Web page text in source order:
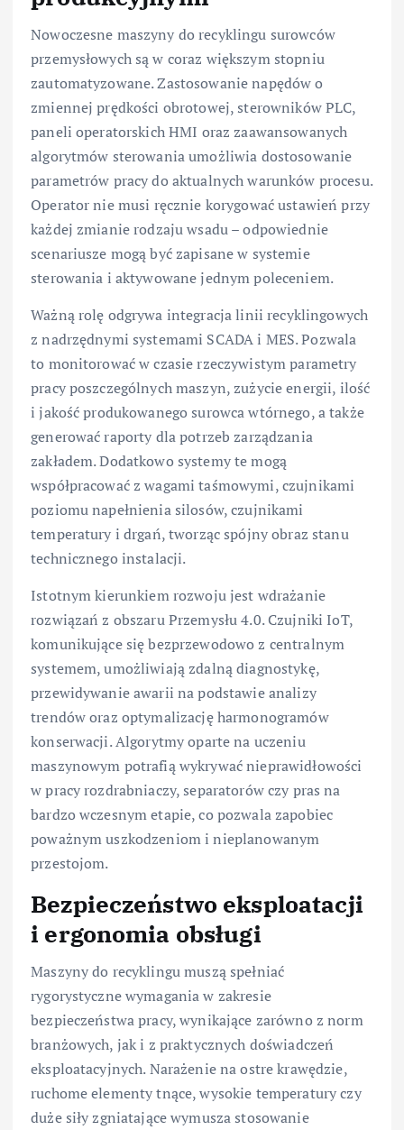
Nowoczesne maszyny do recyklingu surowców
przemysłowych są w coraz większym stopniu
zautomatyzowane. Zastosowanie napędów o
zmiennej prędkości obrotowej, sterowników PLC,
paneli operatorskich HMI oraz zaawansowanych
algorytmów sterowania umożliwia dostosowanie
parametrów pracy do aktualnych warunków procesu.
Operator nie musi ręcznie korygować ustawień przy
każdej zmianie rodzaju wsadu – odpowiednie
scenariusze mogą być zapisane w systemie
sterowania i aktywowane jednym poleceniem.
Ważną rolę odgrywa integracja linii recyklingowych
z nadrzędnymi systemami SCADA i MES. Pozwala
to monitorować w czasie rzeczywistym parametry
pracy poszczególnych maszyn, zużycie energii, ilość
i jakość produkowanego surowca wtórnego, a także
generować raporty dla potrzeb zarządzania
zakładem. Dodatkowo systemy te mogą
współpracować z wagami taśmowymi, czujnikami
poziomu napełnienia silosów, czujnikami
temperatury i drgań, tworząc spójny obraz stanu
technicznego instalacji.
Istotnym kierunkiem rozwoju jest wdrażanie
rozwiązań z obszaru Przemysłu 4.0. Czujniki IoT,
komunikujące się bezprzewodowo z centralnym
systemem, umożliwiają zdalną diagnostykę,
przewidywanie awarii na podstawie analizy
trendów oraz optymalizację harmonogramów
konserwacji. Algorytmy oparte na uczeniu
maszynowym potrafią wykrywać nieprawidłowości
w pracy rozdrabniaczy, separatorów czy pras na
bardzo wczesnym etapie, co pozwala zapobiec
poważnym uszkodzeniom i nieplanowanym
przestojom.
Bezpieczeństwo eksploatacji
i ergonomia obsługi
Maszyny do recyklingu muszą spełniać
rygorystyczne wymagania w zakresie
bezpieczeństwa pracy, wynikające zarówno z norm
branżowych, jak i z praktycznych doświadczeń
eksploatacyjnych. Narażenie na ostre krawędzie,
ruchome elementy tnące, wysokie temperatury czy
duże siły zgniatające wymusza stosowanie